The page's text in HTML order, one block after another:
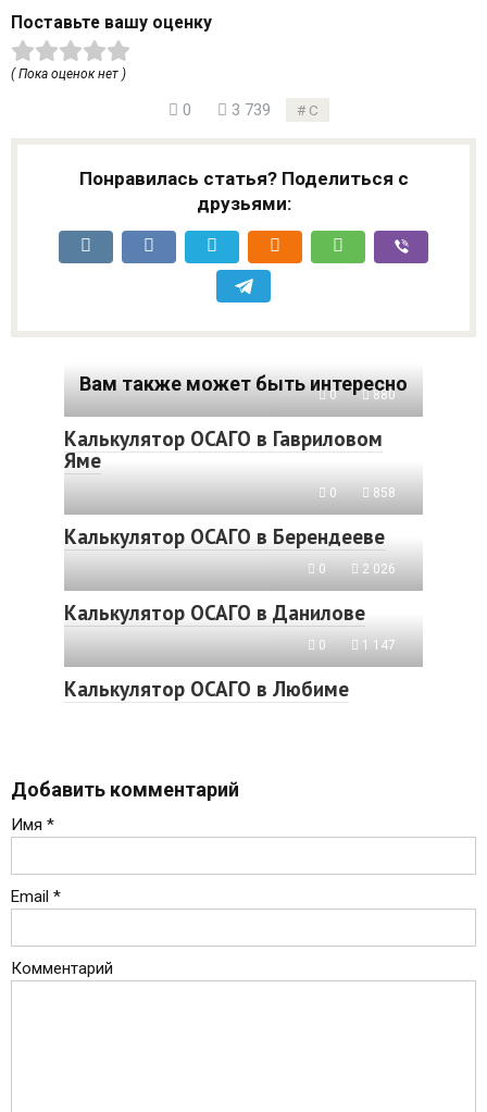
Поставьте вашу оценку
( Пока оценок нет )
0 3 739 С
Понравилась статья? Поделиться с
друзьями:
Вам также может быть интересно
0 880
Калькулятор ОСАГО в Гавриловом
Яме
0 858
Калькулятор ОСАГО в Берендееве
0 2 026
Калькулятор ОСАГО в Данилове
0 1 147
Калькулятор ОСАГО в Любиме
Добавить комментарий
Имя *
Email *
Комментарий